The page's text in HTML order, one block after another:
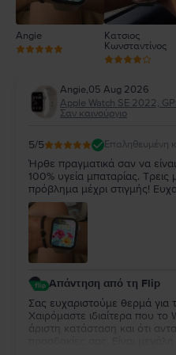
Angie
Κατσιος
Κωνσταντίνος
Angie,05 Aug 2026
Apple Watch SE 2022,
Σαν καινούργιο
5/5 Επαληθευμένη
Ήρθε πραγματικά σαν να
100% υγεία μπαταρίας.
πρόβλημα μέχρι στιγμής!
Απάντηση από τη Flip
Σας ευχαριστούμε θερμά για
Χαιρόμαστε ιδιαίτερα που
άριστη κατάσταση και ότι